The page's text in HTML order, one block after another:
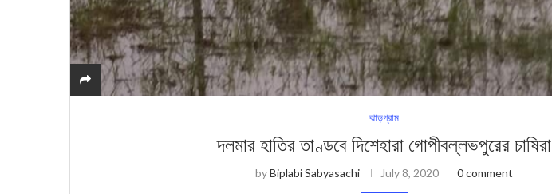
ঝাড়গ্রাম
দলমার হাতির তাণ্ডবে দিশেহারা গোপীবল্লভপুরের চাষিরা
byBiplabi Sabyasachi July 8, 2020 0 comment